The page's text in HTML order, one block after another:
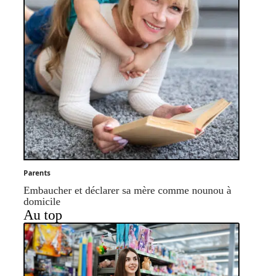
Parents
Embaucher et déclarer sa mère comme nounou à
domicile
Au top